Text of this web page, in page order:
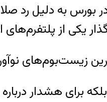
بورس به دلیل رد
یکی از
زیست‌بوم‌های
هشدار درباره